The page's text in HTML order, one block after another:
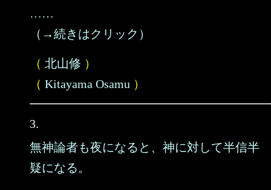
……
（→続きはクリック）
（ 北山修 ）
（ Kitayama Osamu ）
3.
無神論者も夜になると、神に対して半信半
疑になる。